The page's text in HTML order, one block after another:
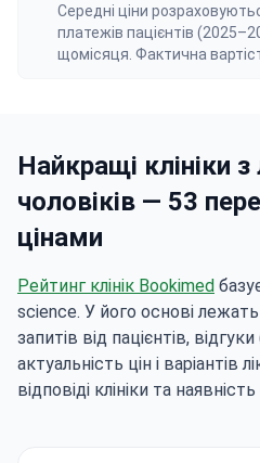
Середні ціни
платежів пацієнтів
щомісяця. Фактична
Найкращі клініки з
чоловіків — 53
цінами
Рейтинг клінік Bookimed
science. У його основі лежать
запитів від пацієнтів,
актуальність цін і варіантів
відповіді клініки та